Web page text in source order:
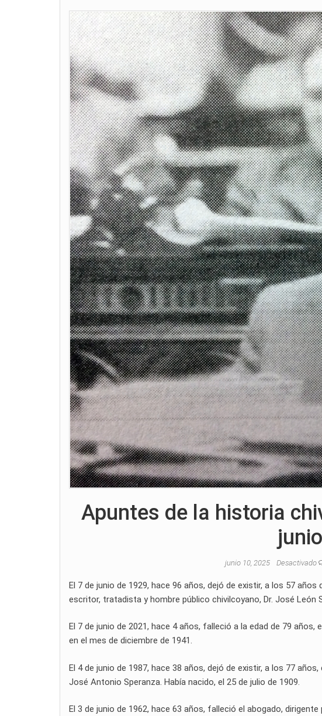
Apuntes de la historia
junio 10, 2025 Desactivado
El 7 de junio de 1929, hace 96 años, dejó de existir, a los 57
escritor, tratadista y hombre público chivilcoyano, Dr. José León
El 7 de junio de 2021, hace 4 años, falleció a la edad de 79
en el mes de diciembre de 1941.
El 4 de junio de 1987, hace 38 años, dejó de existir, a los 77
José Antonio Speranza. Había nacido, el 25 de julio de 1909.
El 3 de junio de 1962, hace 63 años, falleció el abogado,